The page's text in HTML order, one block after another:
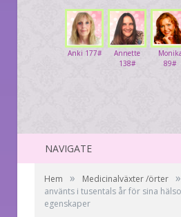
Monika
89#
Annette
138#
Anki 177#
NAVIGATE
Hem » Medicinalväxter /örter »
använts i tusentals år för sina
egenskaper